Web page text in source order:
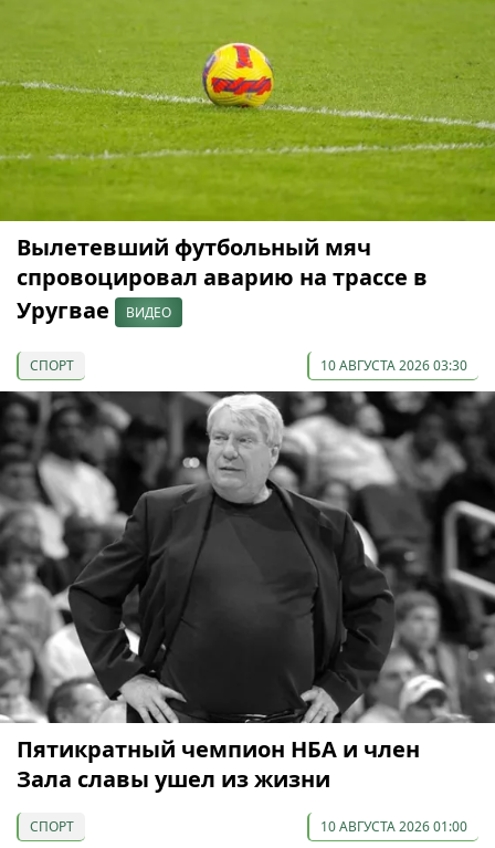
Вылетевший футбольный мяч
спровоцировал аварию на трассе в
Уругвае
ВИДЕО
СПОРТ 10 АВГУСТА 2026 03:30
Пятикратный чемпион НБА и член
Зала славы ушел из жизни
СПОРТ 10 АВГУСТА 2026 01:00